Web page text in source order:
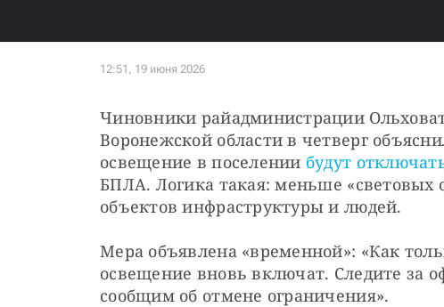
Чиновники райадминистрации
Воронежской области в четверг
освещение в поселении будут
БПЛА. Логика такая: меньше
объектов инфраструктуры и людей.
Мера объявлена «временной»: «Как
освещение вновь включат. Следите
сообщим об отмене ограничения».